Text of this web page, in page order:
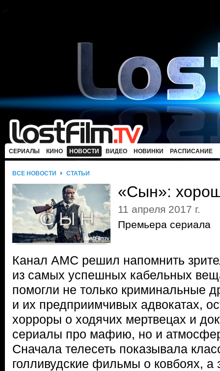
СЕРИАЛЫ КИНО НОВОСТИ ВИДЕО НОВИНКИ РАСПИСАНИЕ
ВСЕ НОВОСТИ СТАТЬИ
«Сын»:
11 апреля 2017 г.
Премьера сериала
Канал AMC решил напомнить
из самых успешных кабельных
помогли не только криминальные
и их предприимчивых адвокатах,
хорроры о ходячих мертвецах и
сериалы про мафию, но и
Сначала телесеть показывала
голливудские фильмы о ковбоях, а